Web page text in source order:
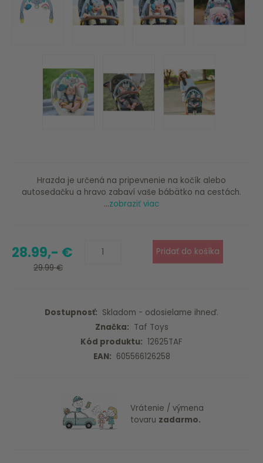
Hrazda je určená na pripevnenie na kočík alebo
autosedačku a hravo zabaví vaše bábätko na cestách.
...zobraziť viac
28.99,- €
29.99 €
Dostupnosť: Skladom - odosielame ihneď.
Značka: Taf Toys
Kód produktu: 12625TAF
EAN: 605566126258
Vrátenie / výmena
tovaru zadarmo.